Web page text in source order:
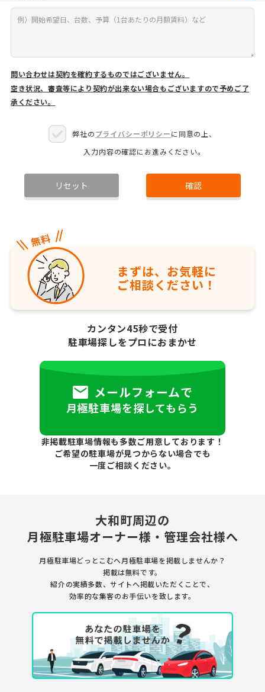
問い合わせは契約を確約するものではございません。
空き状況、審査等により契約が出来ない場合もございますので予めご了
承ください。
弊社のプライバシーポリシーに同意の上、
入力内容の確認にお進みください。
リセット 確認
まずは、お気軽に
ご相談ください！
カンタン45秒で受付
駐車場探しをプロにおまかせ
メールフォームで
月極駐車場を探してもらう
非掲載駐車場情報も多数ご用意しております！
ご希望の駐車場が見つからない場合でも
一度ご相談ください。
大和町周辺の
月極駐車場オーナー様・管理会社様へ
月極駐車場どっとこむへ月極駐車場を掲載しませんか？
掲載は無料です。
紹介の実績多数、サイトへ掲載いただくことで、
効率的な集客のお手伝いを致します。